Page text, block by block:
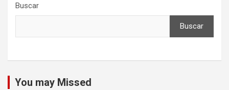
Buscar
Buscar
You may Missed